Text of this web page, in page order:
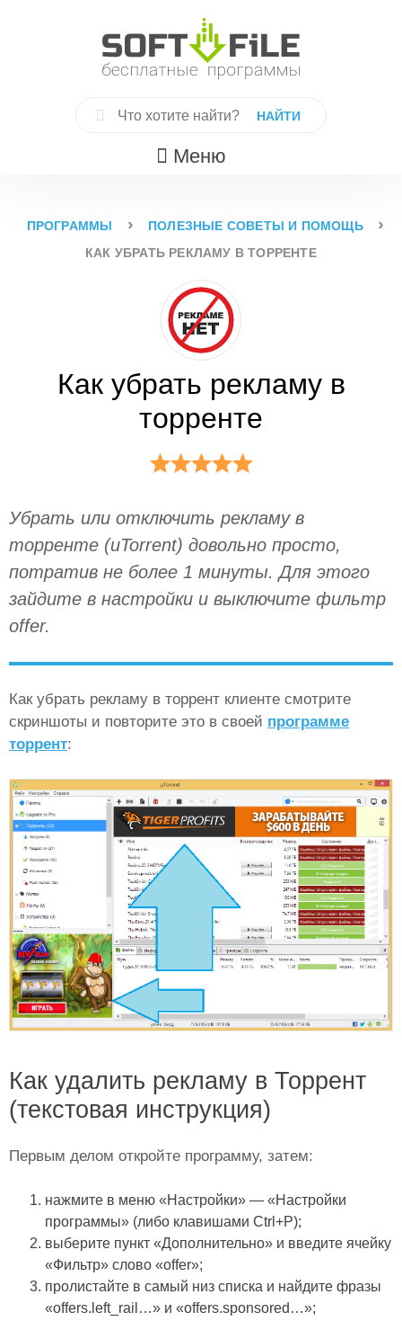
Найти:
Меню
ПРОГРАММЫ › ПОЛЕЗНЫЕ СОВЕТЫ И ПОМОЩЬ ›
КАК УБРАТЬ РЕКЛАМУ В ТОРРЕНТЕ
Как убрать рекламу в
торренте
Убрать или отключить рекламу в
торренте (uTorrent) довольно просто,
потратив не более 1 минуты. Для этого
зайдите в настройки и выключите фильтр
offer.
Как убрать рекламу в торрент клиенте смотрите
скриншоты и повторите это в своей программе
торрент:
Как удалить рекламу в Торрент
(текстовая инструкция)
Первым делом откройте программу, затем:
нажмите в меню «Настройки» — «Настройки
программы» (либо клавишами Ctrl+P);
выберите пункт «Дополнительно» и введите ячейку
«Фильтр» слово «offer»;
пролистайте в самый низ списка и найдите фразы
«offers.left_rail…» и «offers.sponsored…»;